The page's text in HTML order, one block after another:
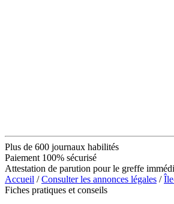
Plus de 600 journaux habilités
Paiement 100% sécurisé
Attestation de parution pour le greffe
Accueil /Consulter les annonces légales /
Fiches pratiques et conseils